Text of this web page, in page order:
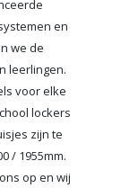
en
we de
leerlingen.
voor elke
lockers
zijn te
/ 1955mm.
op en wij